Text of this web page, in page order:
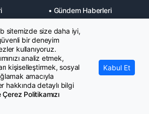
• Gündem Haberleri
• KPSS Haberleri
• Eğitim Haberleri
• Maaş Verileri Haberleri
sitemizde size daha iyi,
bir deneyim
kullanıyoruz.
analiz etmek,
kişiselleştirmek, sosyal
amacıyla
hakkında detaylı bilgi
Politikamızı
Kabul Et